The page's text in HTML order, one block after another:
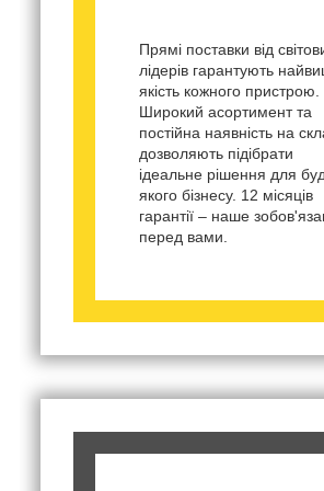
Прямі поставки від
лідерів гарантують
якість кожного пристрою.
Широкий асортимент та
постійна наявність на
дозволяють підібрати
ідеальне рішення для
якого бізнесу. 12 місяців
гарантії – наше
перед вами.